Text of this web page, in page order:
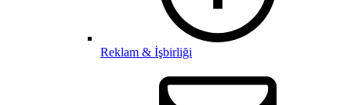
Reklam & İşbirliği